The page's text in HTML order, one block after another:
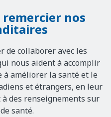
nos
de collaborer avec les
nous aident à accomplir
à améliorer la santé et le
et étrangers, en leur
des renseignements sur
santé.